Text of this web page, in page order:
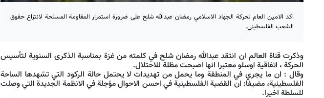
اكد الامين العام لحركة الجهاد الاسلامي رمضان عبدالله شلح على ضرورة استمرار المقاومة المسلحة لانتزاع حقوق
الشعب الفلسطيني.
وذكرت قناة العالم ان انتقد عبدالله رمضان شلح في كلمته من غزة بمناسبة الذكرى السنوية لتأسيس
الحركة ، اتفاقية اوسلو معتبرا انها اصبحت مظلة للاحتلال.
وقال : ان ما يجري في المنطقة وما يحمل من تهديدات لا يحتمل حالة الركود التي تشهدها الساحة
الفلسطينية، مضيفا: ان القضية الفلسطينية في احسن الاحوال مؤجلة في الانظمة الجديدة التي وصلت
للسلطة اخيرا.